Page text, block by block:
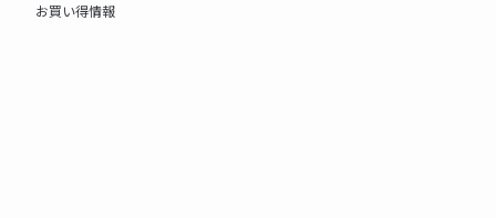
お買い得情報